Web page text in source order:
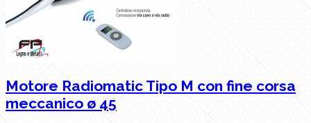
Motore Radiomatic Tipo M con fine corsa
meccanico ø 45